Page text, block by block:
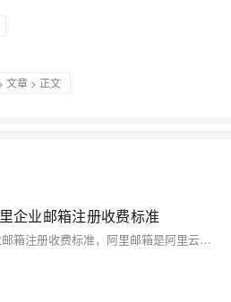
文章 > 正文
企业邮箱注册收费标准
阿里企业邮箱企业版_阿里企业邮箱注册收费标准，阿里邮箱是阿里云自主研发的，基于飞天平台自主研发的云原生分布式邮箱系统，阿里邮箱提供免费版、标准版、尊享版和集团版，企业邮箱版本不同支持的账号数也不同，共享网盘容量和个人网盘容量均不同，阿里云百科来详细介绍下阿里云企业邮箱